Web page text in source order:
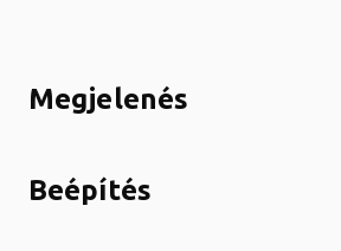
Megjelenés
Beépítés